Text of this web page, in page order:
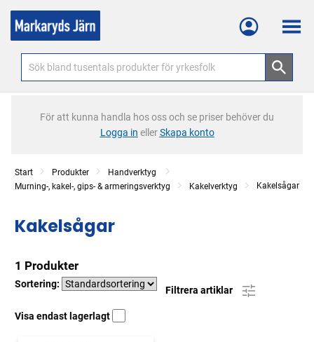
Meny
För att kunna handla hos oss och se priser behöver du
Logga in ellerSkapa konto
Start Produkter
Handverktyg
Murning-, kakel-, gips- & armeringsverktyg
Kakelverktyg Kakelsågar
Kakelsågar
1 Produkter
Sortering:
Filtrera artiklar
Visa endast lagerlagt